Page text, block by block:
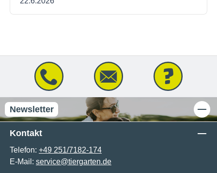
Newsletter
Kontakt
Telefon: +49 251/7182-174
E-Mail: service@tiergarten.de